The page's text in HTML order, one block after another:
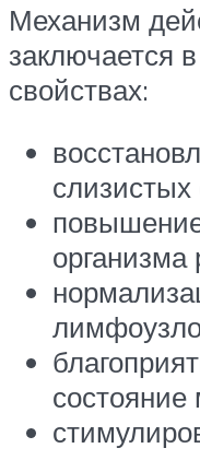
Механизм
заключается
свойствах:
слизистых
организма